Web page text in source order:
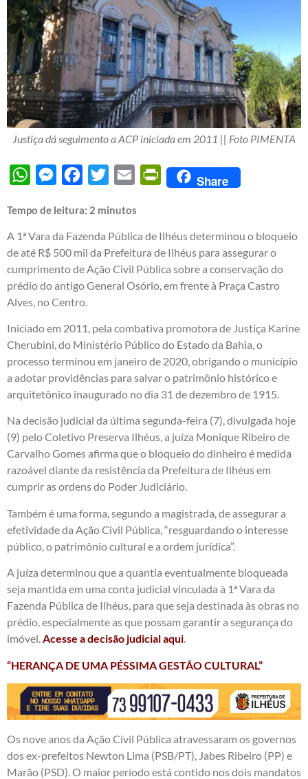
Justiça dá seguimento a ACP iniciada em 2011 || Foto PIMENTA
WhatsAppMessengerFacebook
Twitter Email PrintFriendly
Share
Tempo de leitura: 2 minutos
A 1ª Vara da Fazenda Pública de Ilhéus determinou o bloqueio
de até R$ 500 mil da Prefeitura de Ilhéus para assegurar o
cumprimento de Ação Civil Pública sobre a conservação do
prédio do antigo General Osório, em frente à Praça Castro
Alves, no Centro.
Iniciado em 2011, pela combativa promotora de Justiça Karine
Cherubini, do Ministério Público do Estado da Bahia, o
processo terminou em janeiro de 2020, obrigando o município
a adotar providências para salvar o patrimônio histórico e
arquitetônico inaugurado no dia 31 de dezembro de 1915.
Na decisão judicial da última segunda-feira (7), divulgada hoje
(9) pelo Coletivo Preserva Ilhéus, a juíza Monique Ribeiro de
Carvalho Gomes afirma que o bloqueio do dinheiro é medida
razoável diante da resistência da Prefeitura de Ilhéus em
cumprir as ordens do Poder Judiciário.
Também é uma forma, segundo a magistrada, de assegurar a
efetividade da Ação Civil Pública, “resguardando o interesse
público, o patrimônio cultural e a ordem jurídica”.
A juíza determinou que a quantia eventualmente bloqueada
seja mantida em uma conta judicial vinculada à 1ª Vara da
Fazenda Pública de Ilhéus, para que seja destinada às obras no
prédio, especialmente as que possam garantir a segurança do
imóvel.Acesse a decisão judicial aqui.
“HERANÇA DE UMA PÉSSIMA GESTÃO CULTURAL”
Os nove anos da Ação Civil Pública atravessaram os governos
dos ex-prefeitos Newton Lima (PSB/PT), Jabes Ribeiro (PP) e
Marão (PSD). O maior período está contido nos dois mandatos